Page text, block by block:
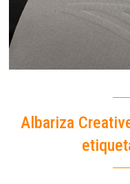
Albariza